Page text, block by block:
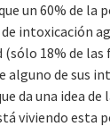
un 60% de la
intoxicación
18% de las
alguno de sus
da una idea de
viviendo esta